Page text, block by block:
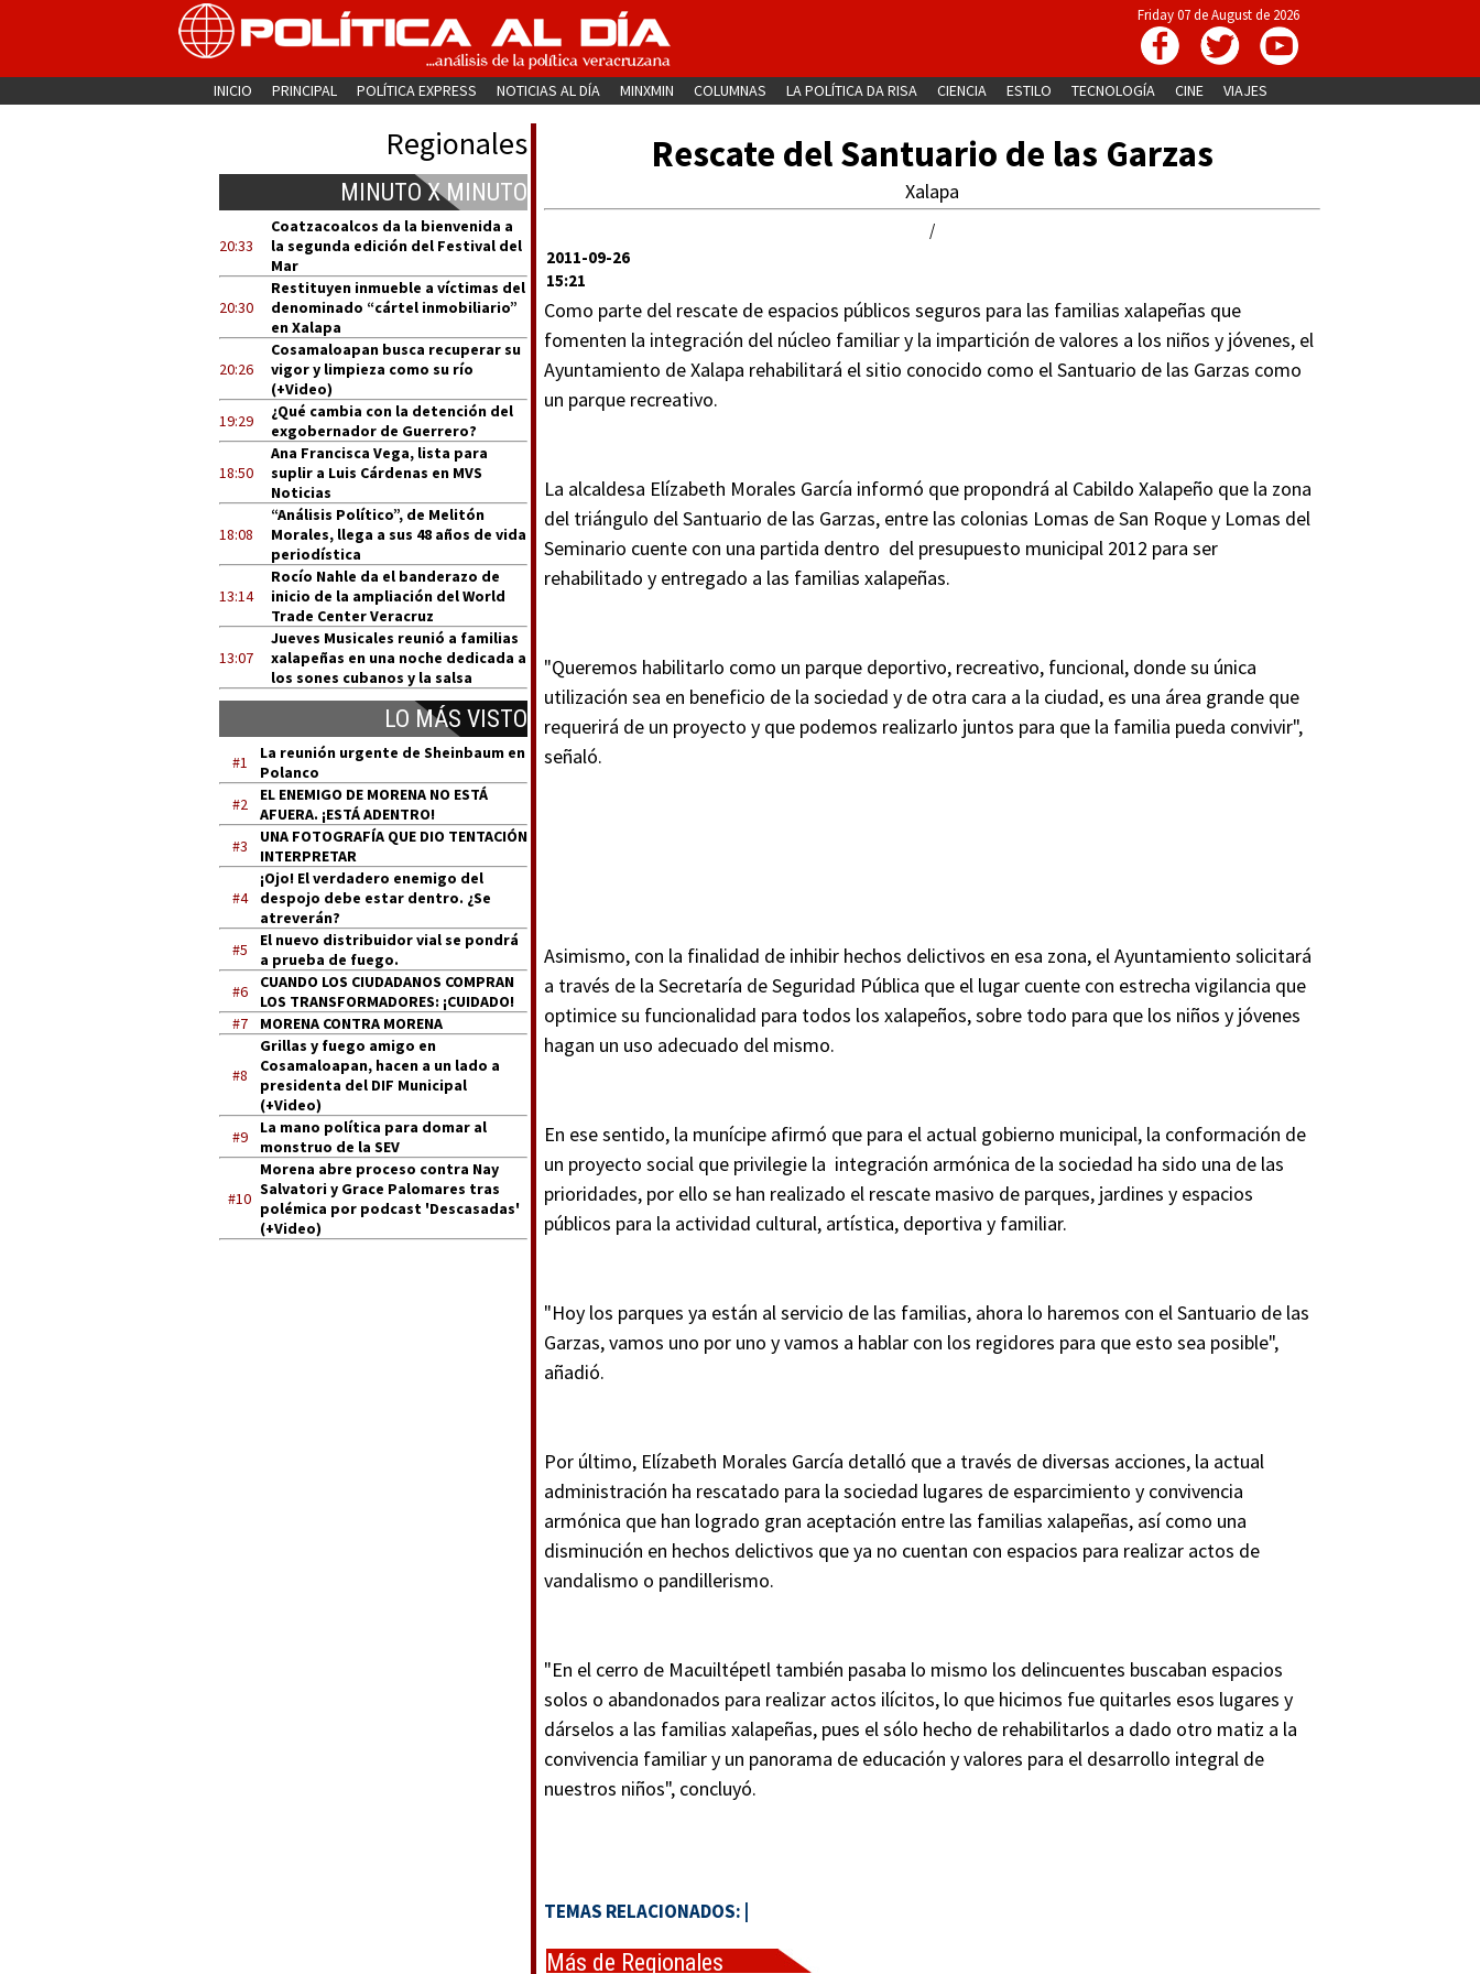
Friday 07 de August de 2026
INICIO PRINCIPAL POLÍTICA EXPRESS NOTICIAS AL DÍA MINXMIN COLUMNAS LA POLÍTICA DA RISA CIENCIA ESTILO TECNOLOGÍA CINE VIAJES
Regionales
MINUTO X MINUTO
20:33
Coatzacoalcos da la bienvenida a
la segunda edición del Festival del
Mar
20:30
Restituyen inmueble a víctimas del
denominado “cártel inmobiliario”
en Xalapa
20:26
Cosamaloapan busca recuperar su
vigor y limpieza como su río
(+Video)
19:29
¿Qué cambia con la detención del
exgobernador de Guerrero?
18:50
Ana Francisca Vega, lista para
suplir a Luis Cárdenas en MVS
Noticias
18:08
“Análisis Político”, de Melitón
Morales, llega a sus 48 años de vida
periodística
13:14
Rocío Nahle da el banderazo de
inicio de la ampliación del World
Trade Center Veracruz
13:07
Jueves Musicales reunió a familias
xalapeñas en una noche dedicada a
los sones cubanos y la salsa
LO MÁS VISTO
#1
La reunión urgente de Sheinbaum en
Polanco
#2
EL ENEMIGO DE MORENA NO ESTÁ
AFUERA. ¡ESTÁ ADENTRO!
#3
UNA FOTOGRAFÍA QUE DIO TENTACIÓN
INTERPRETAR
#4
¡Ojo! El verdadero enemigo del
despojo debe estar dentro. ¿Se
atreverán?
#5
El nuevo distribuidor vial se pondrá
a prueba de fuego.
#6
CUANDO LOS CIUDADANOS COMPRAN
LOS TRANSFORMADORES: ¡CUIDADO!
#7
MORENA CONTRA MORENA
#8
Grillas y fuego amigo en
Cosamaloapan, hacen a un lado a
presidenta del DIF Municipal
(+Video)
#9
La mano política para domar al
monstruo de la SEV
#10
Morena abre proceso contra Nay
Salvatori y Grace Palomares tras
polémica por podcast 'Descasadas'
(+Video)
Rescate del Santuario de las Garzas
Xalapa
/
2011-09-26
15:21
Como parte del rescate de espacios públicos seguros para las familias xalapeñas que
fomenten la integración del núcleo familiar y la impartición de valores a los niños y jóvenes, el
Ayuntamiento de Xalapa rehabilitará el sitio conocido como el Santuario de las Garzas como
un parque recreativo.
La alcaldesa Elízabeth Morales García informó que propondrá al Cabildo Xalapeño que la zona
del triángulo del Santuario de las Garzas, entre las colonias Lomas de San Roque y Lomas del
Seminario cuente con una partida dentro del presupuesto municipal 2012 para ser
rehabilitado y entregado a las familias xalapeñas.
"Queremos habilitarlo como un parque deportivo, recreativo, funcional, donde su única
utilización sea en beneficio de la sociedad y de otra cara a la ciudad, es una área grande que
requerirá de un proyecto y que podemos realizarlo juntos para que la familia pueda convivir",
señaló.
Asimismo, con la finalidad de inhibir hechos delictivos en esa zona, el Ayuntamiento solicitará
a través de la Secretaría de Seguridad Pública que el lugar cuente con estrecha vigilancia que
optimice su funcionalidad para todos los xalapeños, sobre todo para que los niños y jóvenes
hagan un uso adecuado del mismo.
En ese sentido, la munícipe afirmó que para el actual gobierno municipal, la conformación de
un proyecto social que privilegie la integración armónica de la sociedad ha sido una de las
prioridades, por ello se han realizado el rescate masivo de parques, jardines y espacios
públicos para la actividad cultural, artística, deportiva y familiar.
"Hoy los parques ya están al servicio de las familias, ahora lo haremos con el Santuario de las
Garzas, vamos uno por uno y vamos a hablar con los regidores para que esto sea posible",
añadió.
Por último, Elízabeth Morales García detalló que a través de diversas acciones, la actual
administración ha rescatado para la sociedad lugares de esparcimiento y convivencia
armónica que han logrado gran aceptación entre las familias xalapeñas, así como una
disminución en hechos delictivos que ya no cuentan con espacios para realizar actos de
vandalismo o pandillerismo.
"En el cerro de Macuiltépetl también pasaba lo mismo los delincuentes buscaban espacios
solos o abandonados para realizar actos ilícitos, lo que hicimos fue quitarles esos lugares y
dárselos a las familias xalapeñas, pues el sólo hecho de rehabilitarlos a dado otro matiz a la
convivencia familiar y un panorama de educación y valores para el desarrollo integral de
nuestros niños", concluyó.
TEMAS RELACIONADOS:
Más de Regionales